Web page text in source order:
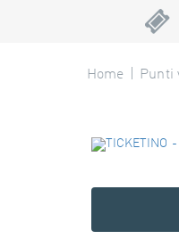
Home Punti